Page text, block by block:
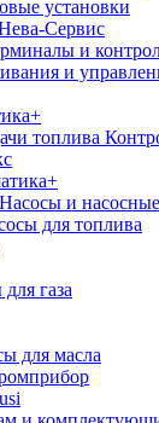
установки
Сервис
и
Насосы и
для топлива
газа
для масла